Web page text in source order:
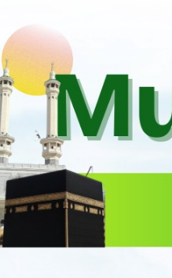
Kabiro Kesra Hadiri dan
BARAT
SUMATERA BARAT
SUMATERA BARAT
ke-79, Wagub Sumbar
Gema Keadilan,
PT KAI Diduga